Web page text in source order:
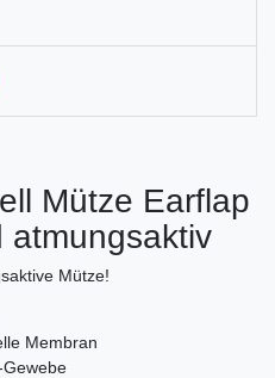
Mütze Earflap
atmungsaktiv
Mütze!
Membran